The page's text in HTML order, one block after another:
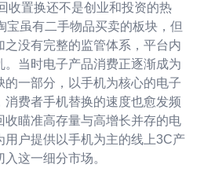
置换还不是创业和投资的热
宝虽有二手物品买卖的板块，但
没有完整的监管体系，平台内
当时电子产品消费正逐渐成为
的一部分，以手机为核心的电子
消费者手机替换的速度也愈发频
收瞄准高存量与高增长并存的电
用户提供以手机为主的线上3C产
这一细分市场。